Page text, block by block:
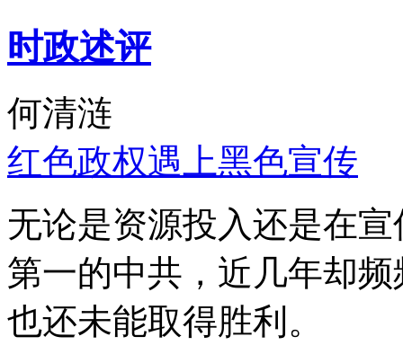
时政述评
何清涟
红色政权遇上黑色宣传
无论是资源投入还是在
第一的中共，近几年却
也还未能取得胜利。